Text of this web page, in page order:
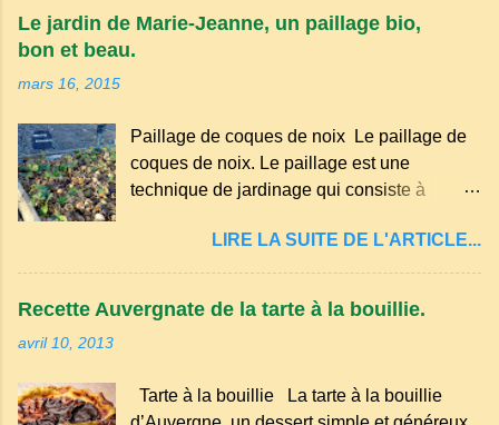
appartient à la famille des langues romanes
et est classé parmi les dialectes du nord-
Par exemple, on trouve des mots typiques
comme "agourer" (s'accroupir) ou "aze"
(âne, utilisé aussi pour désigner quelqu'un
Auvergne particulièrement du Puy-de-
Dôme . A Adrillier : arbres de la famille...
Le jardin de Marie-Jeanne, un paillage bio,
bon et beau.
mars 16, 2015
Paillage de coques de noix Le paillage de
coques de noix. Le paillage est une
technique de jardinage qui consiste à
organiques, minéraux ou synthétiques pour
le protéger et améliorer sa fertilité. Il
présente plusieurs avantages : Réduction
des arrosages : Le paillage limite
empêche la lumière d'atteindre le sol, ce qui
LIRE LA SUITE DE L'ARTICLE...
Recette Auvergnate de la tarte à la bouillie.
avril 10, 2013
Tarte à la bouillie La tarte à la bouillie